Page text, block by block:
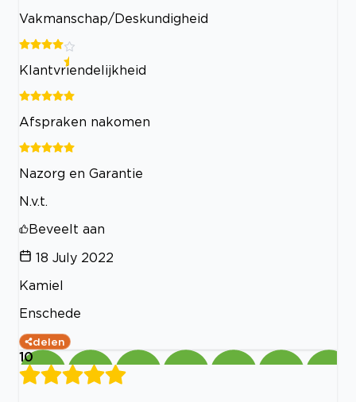
Vakmanschap/Deskundigheid
Klantvriendelijkheid
Afspraken nakomen
Nazorg en Garantie
N.v.t.
Beveelt aan
18 July 2022
Kamiel
Enschede
delen
10